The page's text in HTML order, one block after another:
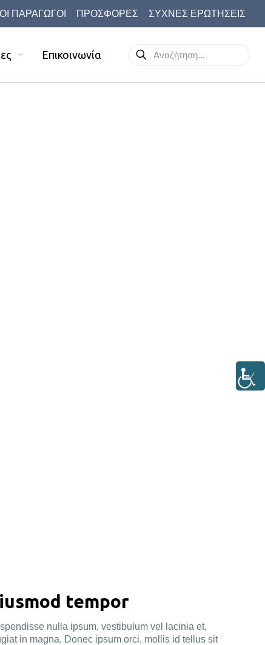
ΠΑΡΑΓΩΓΟΙ ΠΡΟΣΦΟΡΕΣ ΣΥΧΝΕΣ ΕΡΩΤΗΣΕΙΣ
Επικοινωνία
tempor
nulla ipsum, vestibulum vel lacinia et,
in magna. Donec ipsum orci, mollis id tellus sit